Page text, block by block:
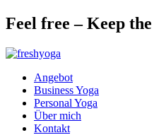
Feel free – Keep
Angebot
Business Yoga
Personal Yoga
Über mich
Kontakt